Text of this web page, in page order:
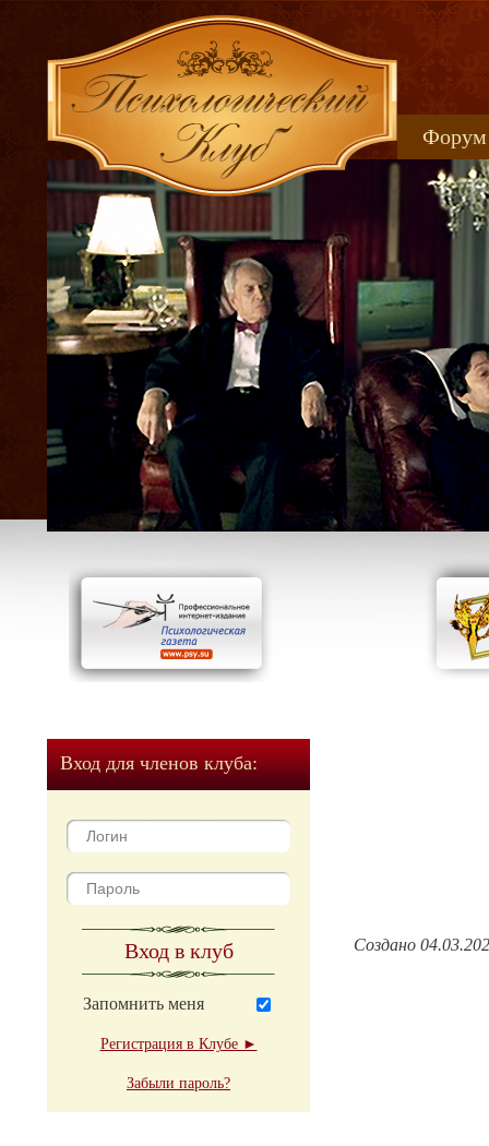
Форум
Вход для членов клуба:
Вход в клуб
Запомнить меня
Регистрация в Клубе ►
Забыли пароль?
Создано